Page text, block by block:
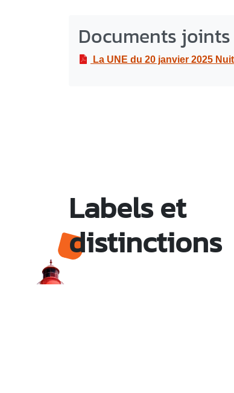
Documents joints
La UNE du 20 janvier 2025
Labels et
distinctions